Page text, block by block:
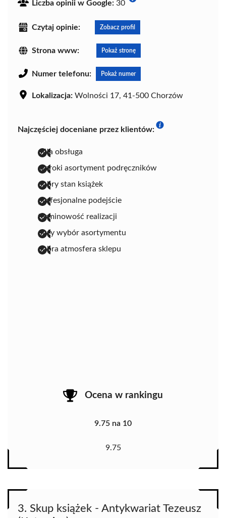
Liczba opinii w Google: 30
Czytaj opinie: Zobacz profil
Strona www: Pokaż stronę
Numer telefonu: Pokaż numer
Lokalizacja: Wolności 17, 41-500 Chorzów
Najczęściej doceniane przez klientów:
miła obsługa
szeroki asortyment podręczników
dobry stan książek
profesjonalne podejście
terminowość realizacji
duży wybór asortymentu
dobra atmosfera sklepu
Ocena w rankingu
9.75 na 10
9.75
3. Skup książek - Antykwariat Tezeusz